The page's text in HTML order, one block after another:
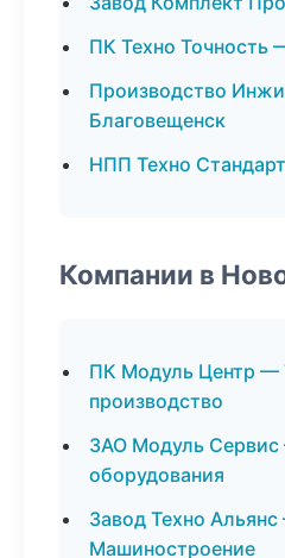
ПК Техно Точность
Производство
Благовещенск
НПП Техно
Компании в
ПК Модуль Центр —
производство
ЗАО Модуль
оборудования
Завод Техно
Машиностроение